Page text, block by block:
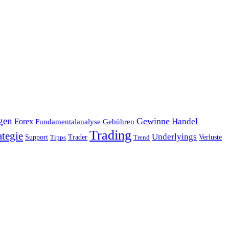
Forex Fundamentalanalyse Gebühren Gewinne Handel
Support Tipps Trader Trading Trend Underlyings Verluste